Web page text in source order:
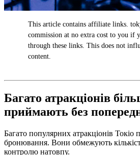
This article contains affiliate links.
commission at no extra cost to you if
through these links. This does not
content.
Багато атракціонів
приймають без
Багато популярних атракціонів
бронювання. Вони обмежують
контролю натовпу.